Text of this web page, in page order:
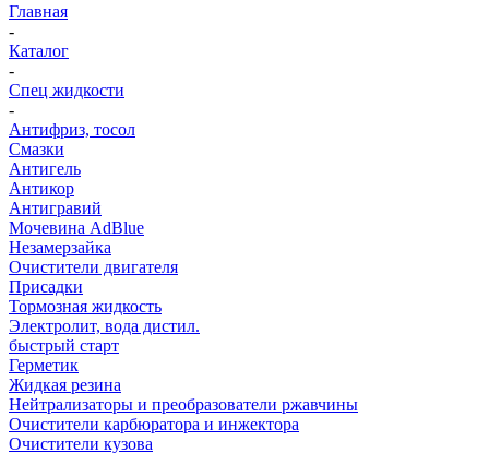
Главная
-
Каталог
-
Спец жидкости
-
Антифриз, тосол
Смазки
Антигель
Антикор
Антигравий
Мочевина AdBlue
Незамерзайка
Очистители двигателя
Присадки
Тормозная жидкость
Электролит, вода дистил.
быстрый старт
Герметик
Жидкая резина
Нейтрализаторы и преобразователи ржавчины
Очистители карбюратора и инжектора
Очистители кузова